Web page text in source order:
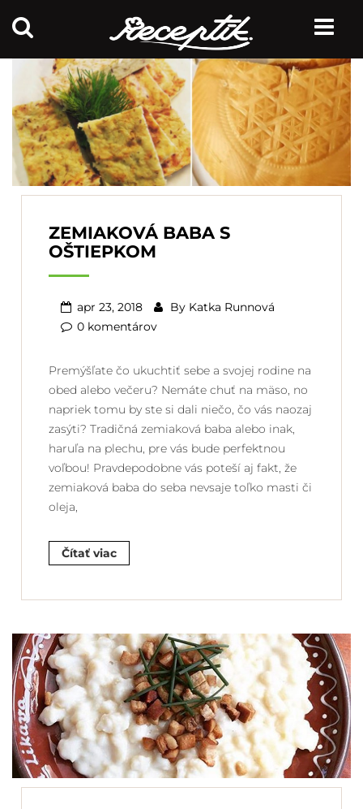
ZEMIAKOVÁ BABA S
OŠTIEPKOM
apr 23, 2018 By Katka Runnová
0 komentárov
Premýšľate čo ukuchtiť sebe a svojej rodine na
obed alebo večeru? Nemáte chuť na mäso, no
napriek tomu by ste si dali niečo, čo vás naozaj
zasýti? Tradičná zemiaková baba alebo inak,
haruľa na plechu, pre vás bude perfektnou
voľbou! Pravdepodobne vás poteší aj fakt, že
zemiaková baba do seba nevsaje toľko masti či
oleja,
Čítať viac